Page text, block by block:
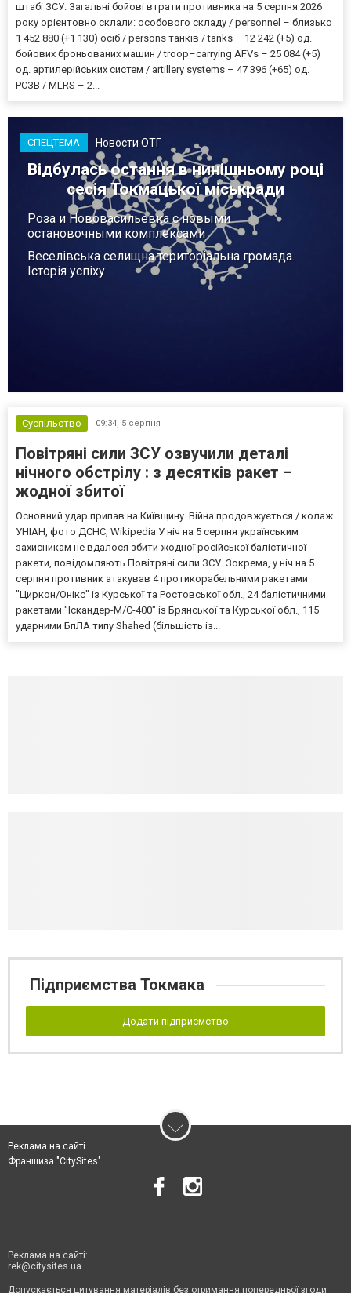
штабі ЗСУ. Загальні бойові втрати противника на 5 серпня 2026
року орієнтовно склали: особового складу / personnel – близько
1 452 880 (+1 130) осіб / persons танків / tanks – 12 242 (+5) од.
бойових броньованих машин / troop–carrying AFVs – 25 084 (+5)
од. артилерійських систем / artillery systems – 47 396 (+65) од.
РСЗВ / MLRS – 2...
СПЕЦТЕМА Новости ОТГ
Відбулась остання в нинішньому році
сесія Токмацької міськради
Роза и Нововасильевка с новыми
остановочными комплексами
Веселівська селищна територіальна громада.
Історія успіху
Суспільство 09:34, 5 серпня
Повітряні сили ЗСУ озвучили деталі
нічного обстрілу : з десятків ракет –
жодної збитої
Основний удар припав на Київщину. Війна продовжується / колаж
УНІАН, фото ДСНС, Wikipedia У ніч на 5 серпня українським
захисникам не вдалося збити жодної російської балістичної
ракети, повідомляють Повітряні сили ЗСУ. Зокрема, у ніч на 5
серпня противник атакував 4 протикорабельними ракетами
"Циркон/Онікс" із Курської та Ростовської обл., 24 балістичними
ракетами "Іскандер-М/С-400" із Брянської та Курської обл., 115
ударними БпЛА типу Shahed (більшість із...
Підприємства Токмака
Додати підприємство
Реклама на сайті
Франшиза "CitySites"
Реклама на сайті:
rek@citysites.ua
Допускається цитування матеріалів без отримання попередньої згоди